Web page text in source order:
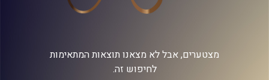
מצטערים, אבל לא מצאנו תוצאות המתאימות
לחיפוש זה.